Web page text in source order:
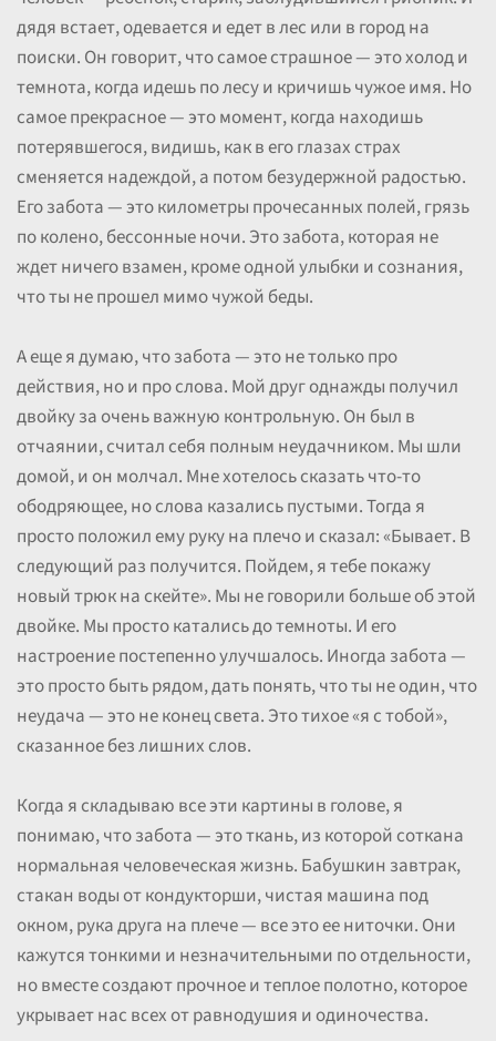
дядя встает, одевается и едет в лес или в город на
поиски. Он говорит, что самое страшное — это холод и
темнота, когда идешь по лесу и кричишь чужое имя. Но
самое прекрасное — это момент, когда находишь
потерявшегося, видишь, как в его глазах страх
сменяется надеждой, а потом безудержной радостью.
Его забота — это километры прочесанных полей, грязь
по колено, бессонные ночи. Это забота, которая не
ждет ничего взамен, кроме одной улыбки и сознания,
что ты не прошел мимо чужой беды.
А еще я думаю, что забота — это не только про
действия, но и про слова. Мой друг однажды получил
двойку за очень важную контрольную. Он был в
отчаянии, считал себя полным неудачником. Мы шли
домой, и он молчал. Мне хотелось сказать что-то
ободряющее, но слова казались пустыми. Тогда я
просто положил ему руку на плечо и сказал: «Бывает. В
следующий раз получится. Пойдем, я тебе покажу
новый трюк на скейте». Мы не говорили больше об этой
двойке. Мы просто катались до темноты. И его
настроение постепенно улучшалось. Иногда забота —
это просто быть рядом, дать понять, что ты не один, что
неудача — это не конец света. Это тихое «я с тобой»,
сказанное без лишних слов.
Когда я складываю все эти картины в голове, я
понимаю, что забота — это ткань, из которой соткана
нормальная человеческая жизнь. Бабушкин завтрак,
стакан воды от кондукторши, чистая машина под
окном, рука друга на плече — все это ее ниточки. Они
кажутся тонкими и незначительными по отдельности,
но вместе создают прочное и теплое полотно, которое
укрывает нас всех от равнодушия и одиночества.